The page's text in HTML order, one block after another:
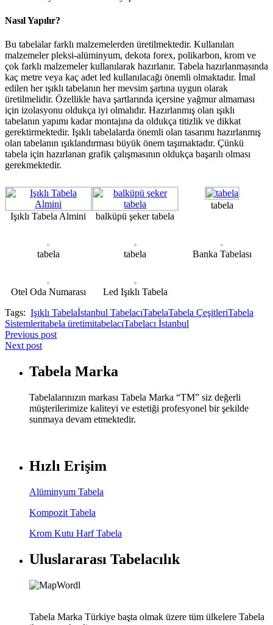
Nasıl Yapılır?
Bu tabelalar farklı malzemelerden üretilmektedir. Kullanılan
malzemeler pleksi-alüminyum, dekota forex, polikarbon, krom ve
çok farklı malzemeler kullanılarak hazırlanır. Tabela hazırlanmasında
kaç metre veya kaç adet led kullanılacağı önemli olmaktadır. İmal
edilen her ışıklı tabelanın her mevsim şartına uygun olarak
üretilmelidir. Özellikle hava şartlarında içersine yağmur almaması
için izolasyonu oldukça iyi olmalıdır. Hazırlanmış olan ışıklı
tabelanın yapımı kadar montajına da oldukça titizlik ve dikkat
gerektirmektedir. Işıklı tabelalarda önemli olan tasarımı hazırlanmış
olan tabelanın ışıklandırması büyük önem taşımaktadır. Çünkü
tabela için hazırlanan grafik çalışmasının oldukça başarılı olması
gerekmektedir.
Işıklı Tabela Almini balküpü şeker tabela
tabela
tabela tabela Banka Tabelası
Otel Oda Numarası
Led Işıklı Tabela
Tags: Işıklı Tabelaİstanbul TabelacıTabelaTabela ÇeşitleriTabela
Sistemleritabela üretimitabelacıTabelacı İstanbul
Previous post
Next post
Tabela Marka
Tabelalarınızın markası Tabela Marka “TM” siz değerli
müşterilerimize kaliteyi ve estetiği profesyonel bir şekilde
sunmaya devam etmektedir.
Hızlı Erişim
Alüminyum Tabela
Kompozit Tabela
Krom Kutu Harf Tabela
Uluslararası Tabelacılık
Tabela Marka Türkiye başta olmak üzere tüm ülkelere Tabela